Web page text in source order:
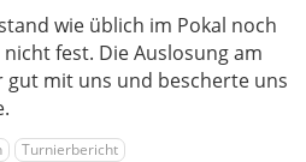
wie üblich im Pokal noch
fest. Die Auslosung am
gut mit uns und bescherte uns
Turnierbericht